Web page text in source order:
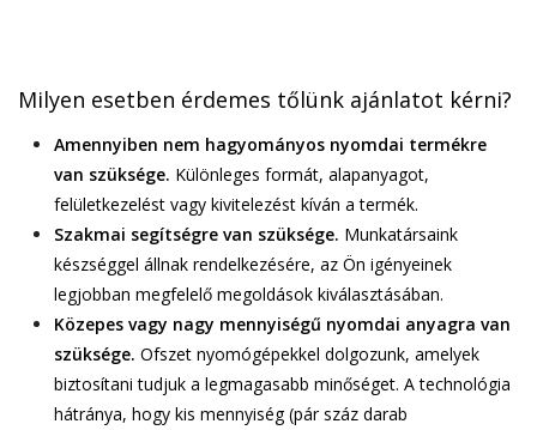
Milyen esetben érdemes tőlünk ajánlatot kérni?
Amennyiben nem hagyományos nyomdai termékre
van szüksége. Különleges formát, alapanyagot,
felületkezelést vagy kivitelezést kíván a termék.
Szakmai segítségre van szüksége. Munkatársaink
készséggel állnak rendelkezésére, az Ön igényeinek
legjobban megfelelő megoldások kiválasztásában.
Közepes vagy nagy mennyiségű nyomdai anyagra van
szüksége. Ofszet nyomógépekkel dolgozunk, amelyek
biztosítani tudjuk a legmagasabb minőséget. A technológia
hátránya, hogy kis mennyiség (pár száz darab